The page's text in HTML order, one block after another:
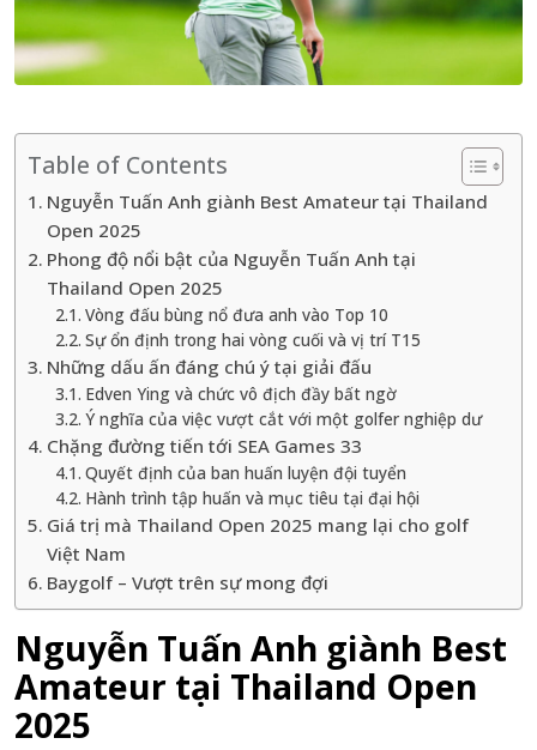
Table of Contents
Nguyễn Tuấn Anh giành Best Amateur tại Thailand
Open 2025
Phong độ nổi bật của Nguyễn Tuấn Anh tại
Thailand Open 2025
Vòng đấu bùng nổ đưa anh vào Top 10
Sự ổn định trong hai vòng cuối và vị trí T15
Những dấu ấn đáng chú ý tại giải đấu
Edven Ying và chức vô địch đầy bất ngờ
Ý nghĩa của việc vượt cắt với một golfer nghiệp dư
Chặng đường tiến tới SEA Games 33
Quyết định của ban huấn luyện đội tuyển
Hành trình tập huấn và mục tiêu tại đại hội
Giá trị mà Thailand Open 2025 mang lại cho golf
Việt Nam
Baygolf – Vượt trên sự mong đợi
Nguyễn Tuấn Anh giành Best
Amateur tại Thailand Open
2025